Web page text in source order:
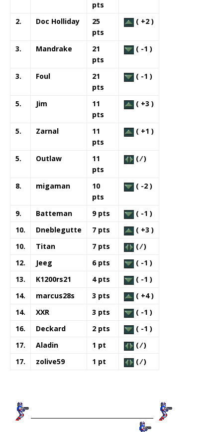
pts
2.
Doc Holliday
25
pts
( +2 )
3. Mandrake
21
pts
( -1 )
3. Foul
21
pts
( -1 )
5. Jim
11
pts
( +3 )
5. Zarnal
11
pts
( +1 )
5. Outlaw
11
pts
( ⁄ )
8. migaman
10
pts
( -2 )
9. Batteman 9 pts
( -1 )
10.
Dneblegutte 7 pts
( +3 )
10.
Titan 7 pts
( ⁄ )
12.
Jeeg 6 pts
( -1 )
13.
K1200rs21 4 pts
( -1 )
14.
marcus28s 3 pts
( +4 )
14.
XXR 3 pts
( -1 )
16.
Deckard 2 pts
( -1 )
17.
Aladin 1 pt
( ⁄ )
17.
zolive59 1 pt ( ⁄ )